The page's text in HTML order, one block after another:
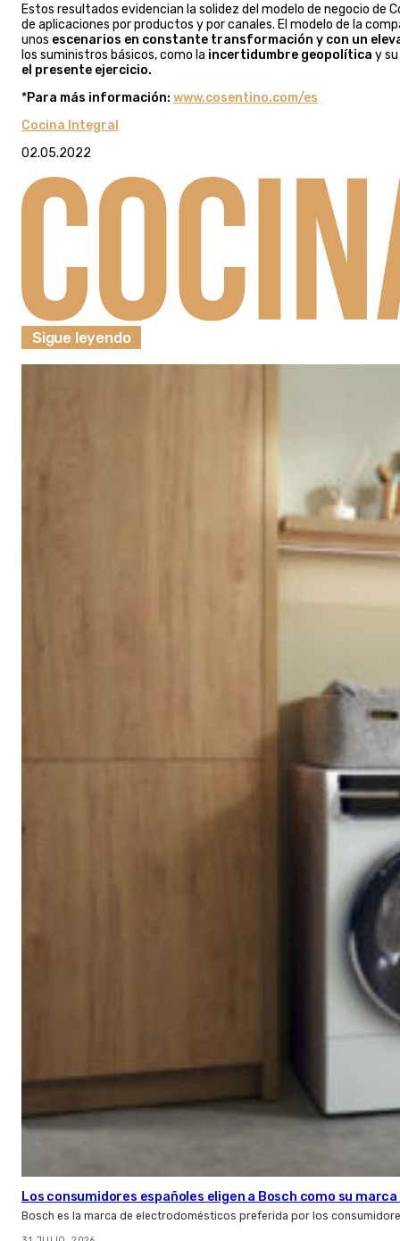
Estos resultados evidencian la solidez del modelo de negocio
de aplicaciones por productos y por canales. El modelo de la
unos escenarios en constante transformación y con un
los suministros básicos, como la incertidumbre geopolítica y
el presente ejercicio.
*Para más información: www.cosentino.com/es
Cocina Integral
02.05.2022
Sigue leyendo
Los consumidores españoles eligen a Bosch como su
Bosch es la marca de electrodomésticos preferida por los